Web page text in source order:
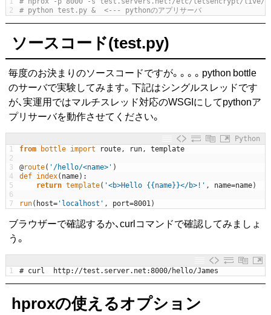
2
# python test.py &  <--- pythonのアプリサーバ
ソースコード(test.py)
毎度のお決まりのソースコードですが。。。。python bottle
のサーバで実験してみます。下記はシングルスレッドです
が、実運用ではマルチスレッド対応のWSGIにしてpythonア
プリサーバを動作させてください。
Python
1
2
3
4
5
6
7
from bottle import route, run, template
@route( '/hello/<name>' )
def index( name) :
return template( '<b>Hello {{name}}</b>!' , name=name)
run( host='localhost' , port=8001)
ブラウザーで確認するか、curlコマンドで確認してみましょ
う。
1 # curl  http://test.server.net:8000/hello/James
hproxの使えるオプション